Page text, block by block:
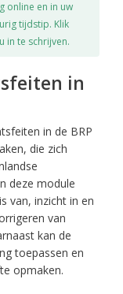
online en in uw
tijdstip. Klik
in te schrijven.
in
in de BRP
die zich
deze module
van, inzicht in en
van
kan de
toepassen en
opmaken.